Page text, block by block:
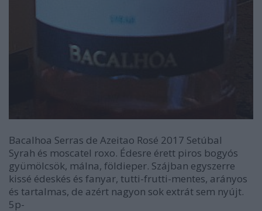
Bacalhoa Serras de Azeitao Rosé 2017 Setúbal
Syrah és moscatel roxo. Édesre érett piros bogyós
gyümölcsök, málna, földieper. Szájban egyszerre
kissé édeskés és fanyar, tutti-frutti-mentes, arányos
és tartalmas, de azért nagyon sok extrát sem nyújt.
5p-